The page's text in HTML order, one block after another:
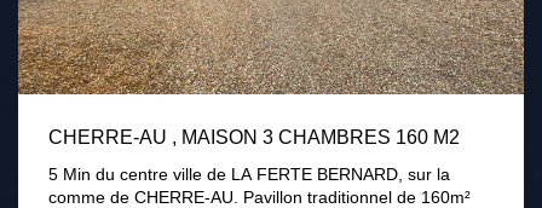
CHERRE-AU , MAISON 3 CHAMBRES 160 M2
5 Min du centre ville de LA FERTE BERNARD, sur la
comme de CHERRE-AU. Pavillon traditionnel de 160m²